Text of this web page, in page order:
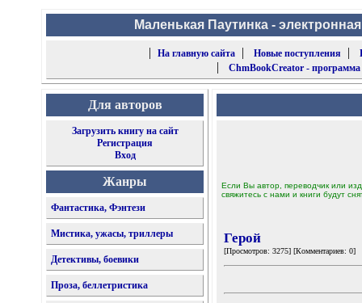
Маленькая Паутинка -
|
На главную сайта| Новые поступления |
| ChmBookCreator -
Для авторов
Загрузить книгу на сайт
Регистрация
Вход
Жанры
Фантастика, Фэнтези
Мистика, ужасы, триллеры
Детективы, боевики
Проза, беллетристика
Если Вы автор, переводчик или
свяжитесь с нами и книги будут
Герой
[Просмотров: 3275] [Комментариев: 0]